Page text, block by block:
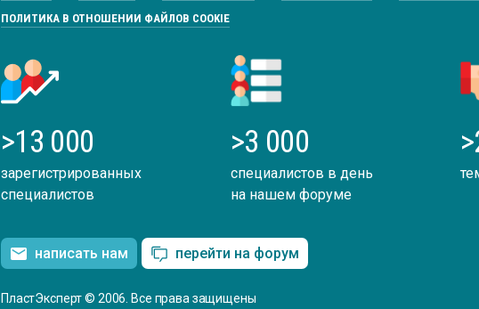
ПОЛИТИКА В ОТНОШЕНИИ ФАЙЛОВ COOKIE
>13 000
зарегистрированных
специалистов
>3 000
специалистов в день
на нашем форуме
написать нам перейти на форум
ПластЭксперт © 2006. Все права защищены